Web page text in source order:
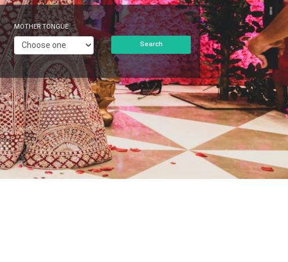
MOTHER TONGUE
Search